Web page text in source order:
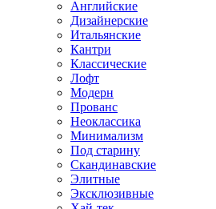
Английские
Дизайнерские
Итальянские
Кантри
Классические
Лофт
Модерн
Прованс
Неоклассика
Минимализм
Под старину
Скандинавские
Элитные
Эксклюзивные